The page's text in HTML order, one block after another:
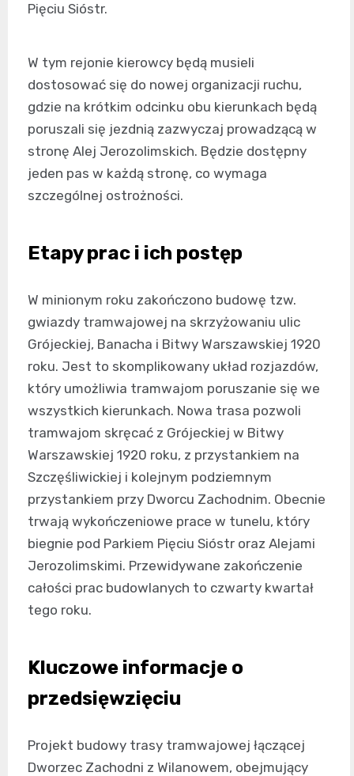
Pięciu Sióstr.
W tym rejonie kierowcy będą musieli
dostosować się do nowej organizacji ruchu,
gdzie na krótkim odcinku obu kierunkach będą
poruszali się jezdnią zazwyczaj prowadzącą w
stronę Alej Jerozolimskich. Będzie dostępny
jeden pas w każdą stronę, co wymaga
szczególnej ostrożności.
Etapy prac i ich postęp
W minionym roku zakończono budowę tzw.
gwiazdy tramwajowej na skrzyżowaniu ulic
Grójeckiej, Banacha i Bitwy Warszawskiej 1920
roku. Jest to skomplikowany układ rozjazdów,
który umożliwia tramwajom poruszanie się we
wszystkich kierunkach. Nowa trasa pozwoli
tramwajom skręcać z Grójeckiej w Bitwy
Warszawskiej 1920 roku, z przystankiem na
Szczęśliwickiej i kolejnym podziemnym
przystankiem przy Dworcu Zachodnim. Obecnie
trwają wykończeniowe prace w tunelu, który
biegnie pod Parkiem Pięciu Sióstr oraz Alejami
Jerozolimskimi. Przewidywane zakończenie
całości prac budowlanych to czwarty kwartał
tego roku.
Kluczowe informacje o
przedsięwzięciu
Projekt budowy trasy tramwajowej łączącej
Dworzec Zachodni z Wilanowem, obejmujący